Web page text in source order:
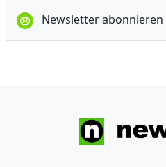
Newsletter abonnieren